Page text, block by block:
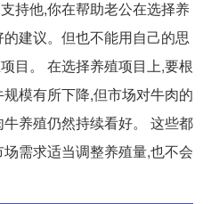
持他,你在帮助老公在选择养
建议。但也不能用自己的思
目。 在选择养殖项目上,要根
模有所下降,但市场对牛肉的
养殖仍然持续看好。 这些都
需求适当调整养殖量,也不会